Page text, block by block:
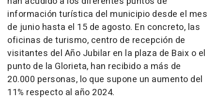
información turística del municipio desde el mes
de junio hasta el 15 de agosto. En concreto, las
oficinas de turismo, centro de recepción de
visitantes del Año Jubilar en la plaza de Baix o el
punto de la Glorieta, han recibido a más de
20.000 personas, lo que supone un aumento del
11% respecto al año 2024.